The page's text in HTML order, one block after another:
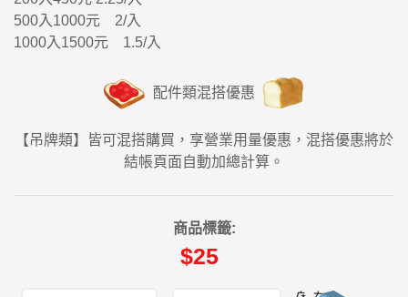
500入1000元 2/入
1000入1500元 1.5/入
配件類混搭優惠
【吊牌類】皆可混搭購買，享營業用量優惠，混搭優惠將於
結帳頁面自動加總計算。
商品標籤:
$25